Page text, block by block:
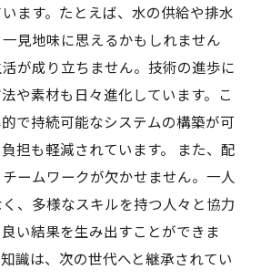
ます。たとえば、水の供給や排水
見地味に思えるかもしれません
が成り立ちません。技術の進歩に
や素材も日々進化しています。こ
で持続可能なシステムの構築が可
担も軽減されています。 また、配
ームワークが欠かせません。一人
、多様なスキルを持つ人々と協力
い結果を生み出すことができま
識は、次の世代へと継承されてい